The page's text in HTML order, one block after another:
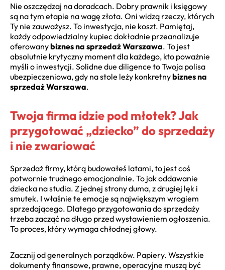
Nie oszczędzaj na doradcach. Dobry prawnik i księgowy
są na tym etapie na wagę złota. Oni widzą rzeczy, których
Ty nie zauważysz. To inwestycja, nie koszt. Pamiętaj,
każdy odpowiedzialny kupiec dokładnie przeanalizuje
oferowanybiznes na sprzedaż Warszawa. To jest
absolutnie krytyczny moment dla każdego, kto poważnie
myśli o inwestycji. Solidne due diligence to Twoja polisa
ubezpieczeniowa, gdy na stole leży konkretnybiznes na
sprzedaż Warszawa.
Twoja firma idzie pod młotek? Jak
przygotować „dziecko” do sprzedaży
i nie zwariować
Sprzedaż firmy, którą budowałeś latami, to jest coś
potwornie trudnego emocjonalnie. To jak oddawanie
dziecka na studia. Z jednej strony duma, z drugiej lęk i
smutek. I właśnie te emocje są największym wrogiem
sprzedającego. Dlatego przygotowania do sprzedaży
trzeba zacząć na długo przed wystawieniem ogłoszenia.
To proces, który wymaga chłodnej głowy.
Zacznij od generalnych porządków. Papiery. Wszystkie
dokumenty finansowe, prawne, operacyjne muszą być